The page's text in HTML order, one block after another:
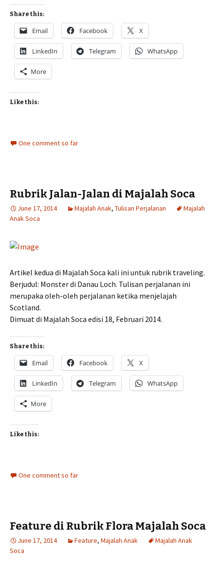
Share this:
Email Facebook X
LinkedIn Telegram WhatsApp
More
Like this:
One comment so far
Rubrik Jalan-Jalan di Majalah Soca
June 17, 2014 Majalah Anak, Tulisan Perjalanan
Majalah
Anak Soca
Artikel kedua di Majalah Soca kali ini untuk rubrik traveling.
Berjudul: Monster di Danau Loch. Tulisan perjalanan ini
merupaka oleh-oleh perjalanan ketika menjelajah
Scotland.
Dimuat di Majalah Soca edisi 18, Februari 2014.
Share this:
Email Facebook X
LinkedIn Telegram WhatsApp
More
Like this:
One comment so far
Feature di Rubrik Flora Majalah Soca
June 17, 2014 Feature, Majalah Anak
Majalah Anak
Soca